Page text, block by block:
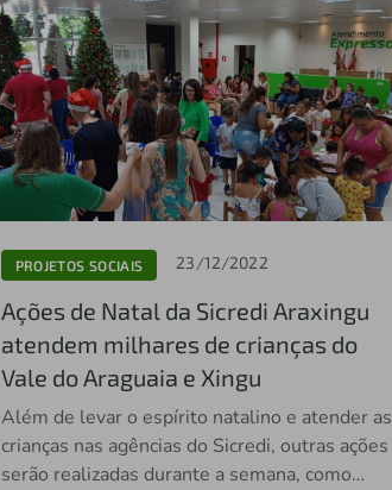
PROJETOS SOCIAIS 23/12/2022
Ações de Natal da Sicredi Araxingu
atendem milhares de crianças do
Vale do Araguaia e Xingu
Além de levar o espírito natalino e atender as
crianças nas agências do Sicredi, outras ações
serão realizadas durante a semana, como